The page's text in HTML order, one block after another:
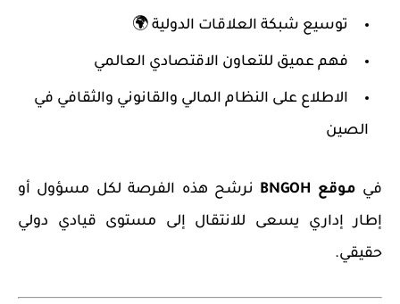
توسيع شبكة العلاقات الدولية 🌍
فهم عميق للتعاون الاقتصادي العالمي
الاطلاع على النظام المالي والقانوني والثقافي في
الصين
في موقع BNGOH
نرشح هذه الفرصة لكل مسؤول أو
إطار إداري يسعى للانتقال إلى مستوى قيادي دولي
حقيقي.